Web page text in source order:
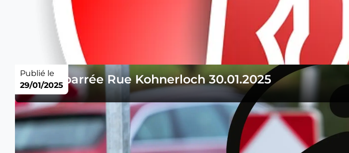
Route barrée Rue Kohnerloch 30.01.2025
Publié le
29/01/2025